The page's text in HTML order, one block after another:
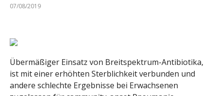
07/08/2019
Übermäßiger Einsatz von Breitspektrum-Antibiotika,
ist mit einer erhöhten Sterblichkeit verbunden und
andere schlechte Ergebnisse bei Erwachsenen